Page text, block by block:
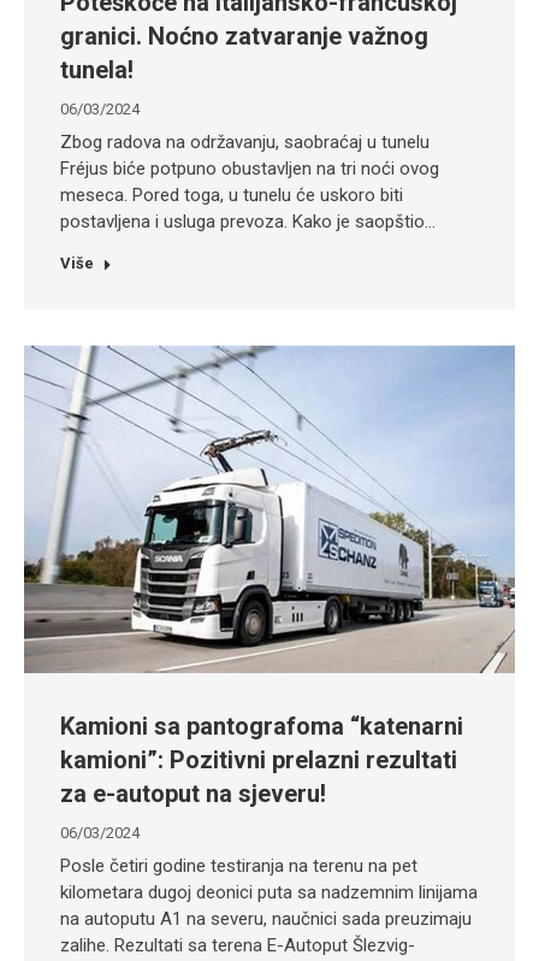
granici. Noćno zatvaranje važnog
tunela!
06/03/2024
Zbog radova na održavanju, saobraćaj u tunelu
Fréjus biće potpuno obustavljen na tri noći ovog
meseca. Pored toga, u tunelu će uskoro biti
postavljena i usluga prevoza. Kako je saopštio…
Više
Kamioni sa pantografoma “katenarni
kamioni”: Pozitivni prelazni rezultati
za e-autoput na sjeveru!
06/03/2024
Posle četiri godine testiranja na terenu na pet
kilometara dugoj deonici puta sa nadzemnim linijama
na autoputu A1 na severu, naučnici sada preuzimaju
zalihe. Rezultati sa terena E-Autoput Šlezvig-